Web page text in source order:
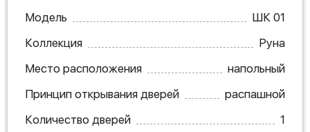
Модель
ШК 01
Коллекция
Руна
Место расположения
напольный
Принцип открывания дверей
распашной
Количество дверей
1